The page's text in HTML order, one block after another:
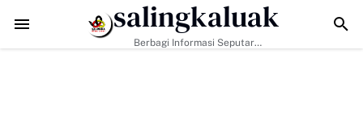
Error loading posts.salingkaluak
Berbagi Informasi Seputar